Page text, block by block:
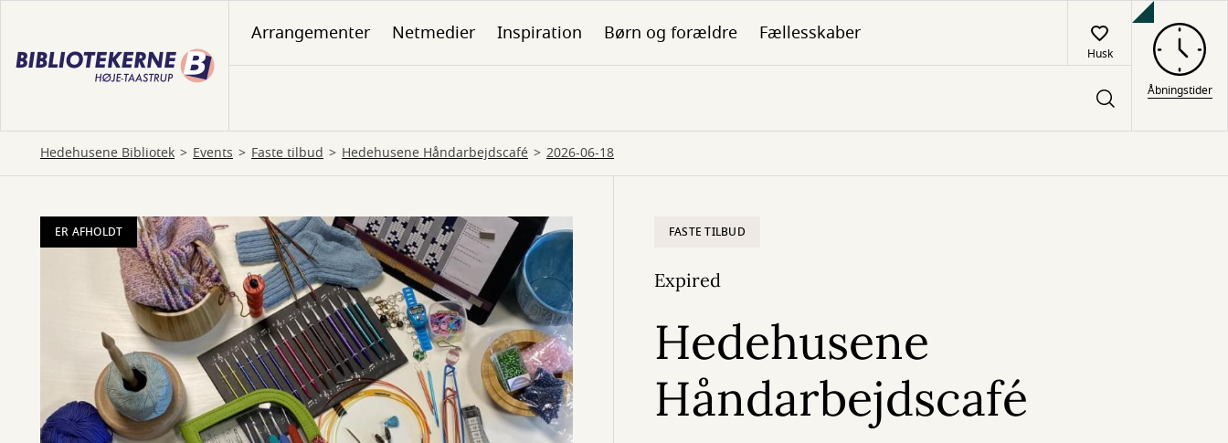
hovedindhold
Arrangementer Netmedier Inspiration Børn og forældre Fællesskaber
Husk
Åbningstider
Hedehusene Bibliotek Events Faste tilbud Hedehusene Håndarbejdscafé 2026-06-18
ER AFHOLDT FASTE TILBUD
Expired
Hedehusene
Håndarbejdscafé